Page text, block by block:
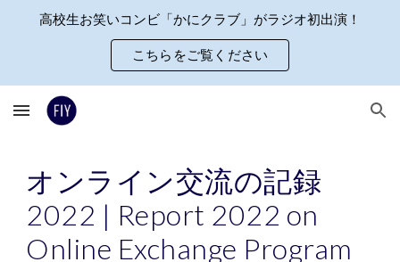
高校生お笑いコンビ「かにクラブ」がラジオ初出演！
こちらをご覧ください
オンライン交流の記録
2022 | Report 2022 on
Online Exchange Program